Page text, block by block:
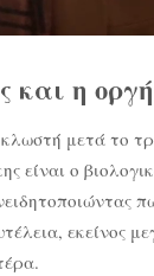
και η
μετά το
ο
εκείνος